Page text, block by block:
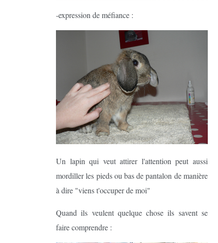
-expression de méfiance :
Un lapin qui veut attirer l'attention peut aussi
mordiller les pieds ou bas de pantalon de manière
à dire "viens t'occuper de moi"
Quand ils veulent quelque chose ils savent se
faire comprendre :